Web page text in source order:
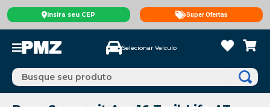
Insira seu CEP Super Ofertas
Selecionar Veículo
Busque seu produto